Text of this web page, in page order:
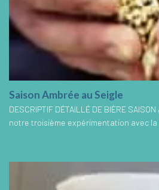
Saison Ambrée au Seigle
DESCRIPTIF DÉTAILLÉ DE BIÈRE
notre troisième expérimentation avec